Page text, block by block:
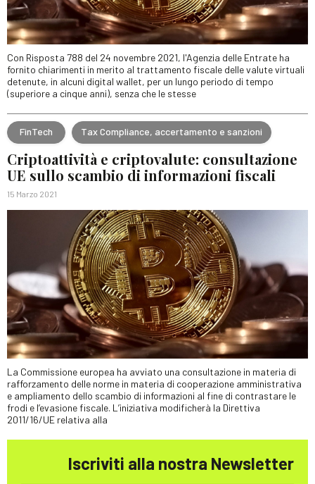
Con Risposta 788 del 24 novembre 2021, l'Agenzia delle Entrate ha
fornito chiarimenti in merito al trattamento fiscale delle valute virtuali
detenute, in alcuni digital wallet, per un lungo periodo di tempo
(superiore a cinque anni), senza che le stesse
FinTech Tax Compliance, accertamento e sanzioni
Criptoattività e criptovalute: consultazione
UE sullo scambio di informazioni fiscali
15 Marzo 2021
La Commissione europea ha avviato una consultazione in materia di
rafforzamento delle norme in materia di cooperazione amministrativa
e ampliamento dello scambio di informazioni al fine di contrastare le
frodi e l’evasione fiscale. L’iniziativa modificherà la Direttiva
2011/16/UE relativa alla
Iscriviti alla nostra Newsletter